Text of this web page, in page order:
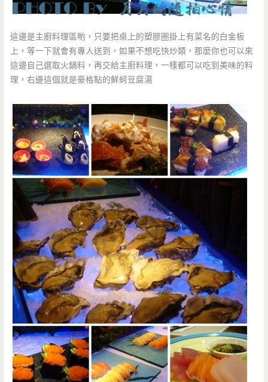
這邊是主廚料理區喲，只要把桌上的塑膠圈掛上有菜名的白金板
上，等一下就會有專人送到，如果不想吃快炒類，那麼你也可以來
這邊自己選取火鍋料，再交給主廚料理，一樣都可以吃到美味的料
理，右邊這個就是豪格點的鮮蚵豆腐湯